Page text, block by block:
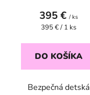
395 € / ks
Jednotková
395 € / 1 ks
DO KOŠÍKA
Bezpečná detská